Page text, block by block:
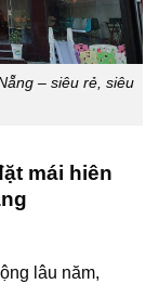
– siêu rẻ, siêu
mái hiên
lâu năm,